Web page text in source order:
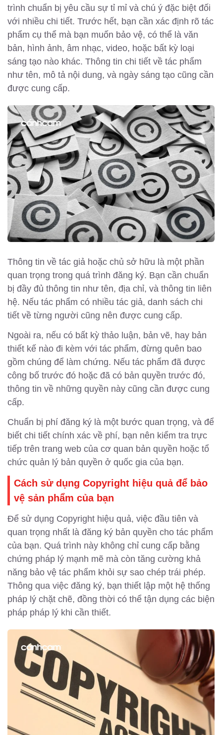
trình chuẩn bị yêu cầu sự tỉ mỉ và chú ý đặc biệt đối
với nhiều chi tiết. Trước hết, bạn cần xác định rõ tác
phẩm cụ thể mà bạn muốn bảo vệ, có thể là văn
bản, hình ảnh, âm nhạc, video, hoặc bất kỳ loại
sáng tạo nào khác. Thông tin chi tiết về tác phẩm
như tên, mô tả nội dung, và ngày sáng tạo cũng cần
được cung cấp.
Thông tin về tác giả hoặc chủ sở hữu là một phần
quan trọng trong quá trình đăng ký. Bạn cần chuẩn
bị đầy đủ thông tin như tên, địa chỉ, và thông tin liên
hệ. Nếu tác phẩm có nhiều tác giả, danh sách chi
tiết về từng người cũng nên được cung cấp.
Ngoài ra, nếu có bất kỳ thảo luận, bản vẽ, hay bản
thiết kế nào đi kèm với tác phẩm, đừng quên bao
gồm chúng để làm chứng. Nếu tác phẩm đã được
công bố trước đó hoặc đã có bản quyền trước đó,
thông tin về những quyền này cũng cần được cung
cấp.
Chuẩn bị phí đăng ký là một bước quan trọng, và để
biết chi tiết chính xác về phí, bạn nên kiểm tra trực
tiếp trên trang web của cơ quan bản quyền hoặc tổ
chức quản lý bản quyền ở quốc gia của bạn.
Cách sử dụng Copyright hiệu quả để bảo
vệ sản phẩm của bạn
Để sử dụng Copyright hiệu quả, việc đầu tiên và
quan trọng nhất là đăng ký bản quyền cho tác phẩm
của bạn. Quá trình này không chỉ cung cấp bằng
chứng pháp lý mạnh mẽ mà còn tăng cường khả
năng bảo vệ tác phẩm khỏi sự sao chép trái phép.
Thông qua việc đăng ký, bạn thiết lập một hệ thống
pháp lý chặt chẽ, đồng thời có thể tận dụng các biện
pháp pháp lý khi cần thiết.